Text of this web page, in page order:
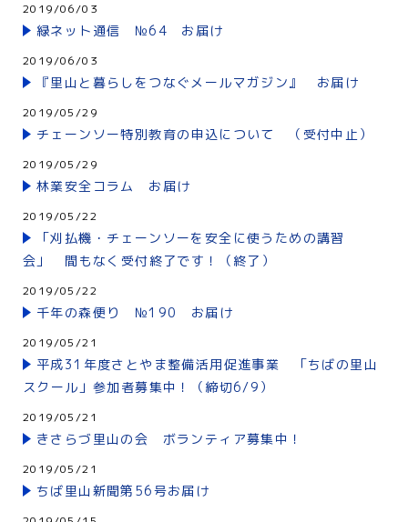
2019/06/03
緑ネット通信 №64 お届け
2019/06/03
『里山と暮らしをつなぐメールマガジン』 お届け
2019/05/29
チェーンソー特別教育の申込について （受付中止）
2019/05/29
林業安全コラム お届け
2019/05/22
「刈払機・チェーンソーを安全に使うための講習
会」 間もなく受付終了です！（終了）
2019/05/22
千年の森便り №190 お届け
2019/05/21
平成31年度さとやま整備活用促進事業 「ちばの里山
スクール」参加者募集中！（締切6/9）
2019/05/21
きさらづ里山の会 ボランティア募集中！
2019/05/21
ちば里山新聞第56号お届け